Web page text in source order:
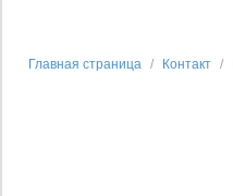
Главная страница Контакт